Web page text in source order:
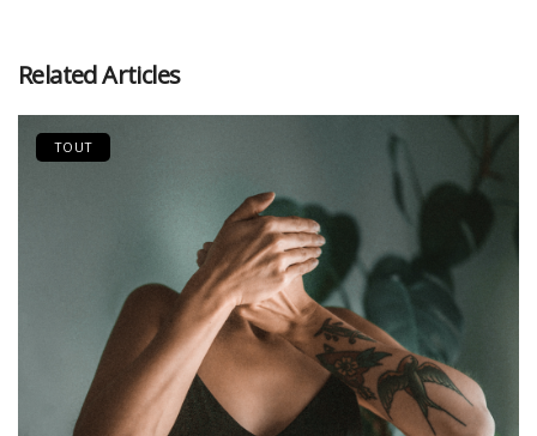
Related Articles
TOUT